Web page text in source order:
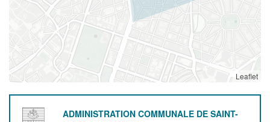
Leaflet
ADMINISTRATION COMMUNALE DE SAINT-